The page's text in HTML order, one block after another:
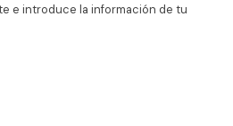
e introduce la información de tu